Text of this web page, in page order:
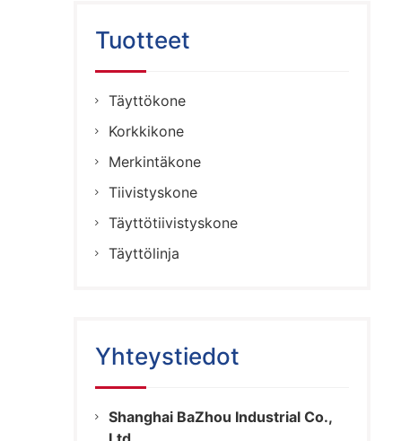
Tuotteet
Täyttökone
Korkkikone
Merkintäkone
Tiivistyskone
Täyttötiivistyskone
Täyttölinja
Yhteystiedot
Shanghai BaZhou Industrial Co.,